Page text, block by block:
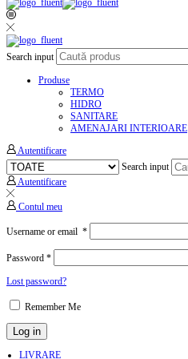
Search input
Produse
TERMO
HIDRO
SANITARE
AMENAJARI INTERIOARE
Autentificare
Search input
Autentificare
Contul meu
Username or email *
Password *
Lost password?
Remember Me
Log in
LIVRARE